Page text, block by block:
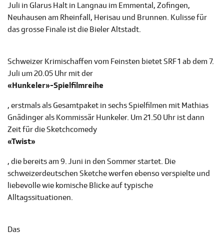
Juli in Glarus Halt in Langnau im Emmental, Zofingen,
Neuhausen am Rheinfall, Herisau und Brunnen. Kulisse für
das grosse Finale ist die Bieler Altstadt.
Schweizer Krimischaffen vom Feinsten bietet SRF 1 ab dem 7.
Juli um 20.05 Uhr mit der
«Hunkeler»-Spielfilmreihe
, erstmals als Gesamtpaket in sechs Spielfilmen mit Mathias
Gnädinger als Kommissär Hunkeler. Um 21.50 Uhr ist dann
Zeit für die Sketchcomedy
«Twist»
, die bereits am 9. Juni in den Sommer startet. Die
schweizerdeutschen Sketche werfen ebenso verspielte und
liebevolle wie komische Blicke auf typische
Alltagssituationen.
Das